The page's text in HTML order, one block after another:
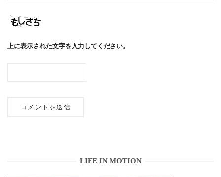
上に表示された文字を入力してください。
LIFE IN MOTION